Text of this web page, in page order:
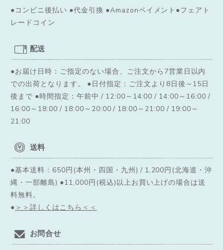
●コンビニ後払い ●代金引換 ●Amazonペイメント●フェアト
レードコイン
配送
●お届け日時：ご指定のない場合、ご注文から7営業日以内
での出荷となります。
●日付指定：ご注文より8日後～15日
後まで ●時間指定：午前中 / 12:00～14:00 / 14:00～16:00 /
16:00～18:00 / 18:00～20:00 / 18:00～21:00 / 19:00～
21:00
送料
●基本送料：650円(本州・四国・九州) / 1,200円(北海道・沖
縄・一部離島) ●11,000円(税込)以上お買い上げの場合は送
料無料。
● ＞＞詳しくはこちら＜＜
お問合せ